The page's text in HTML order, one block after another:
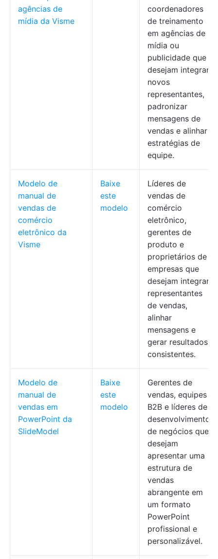
agências de
mídia da Visme
coordenadores
de treinamento
em agências de
mídia ou
publicidade que
desejam integrar
novos
representantes,
padronizar
mensagens de
vendas e alinhar
estratégias de
equipe.
Modelo de
manual de
vendas de
comércio
eletrônico da
Visme
Baixe
este
modelo
Líderes de
vendas de
comércio
eletrônico,
gerentes de
produto e
proprietários de
empresas que
desejam integrar
representantes
de vendas,
alinhar
mensagens e
gerar resultados
consistentes.
Modelo de
manual de
vendas em
PowerPoint da
SlideModel
Baixe
este
modelo
Gerentes de
vendas, equipes
B2B e líderes de
desenvolvimento
de negócios que
desejam
apresentar uma
estrutura de
vendas
abrangente em
um formato
PowerPoint
profissional e
personalizável.